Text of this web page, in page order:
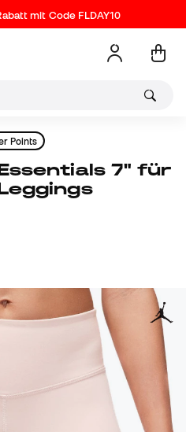
mit Code FLDAY10
Points